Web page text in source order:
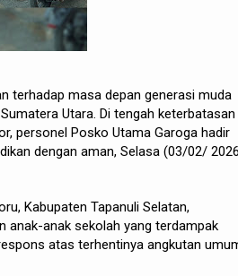
terhadap masa depan generasi muda
Utara. Di tengah keterbatasan
personel Posko Utama Garoga hadir
dengan aman, Selasa (03/02/
Kabupaten Tapanuli Selatan,
anak-anak sekolah yang terdampak
atas terhentinya angkutan